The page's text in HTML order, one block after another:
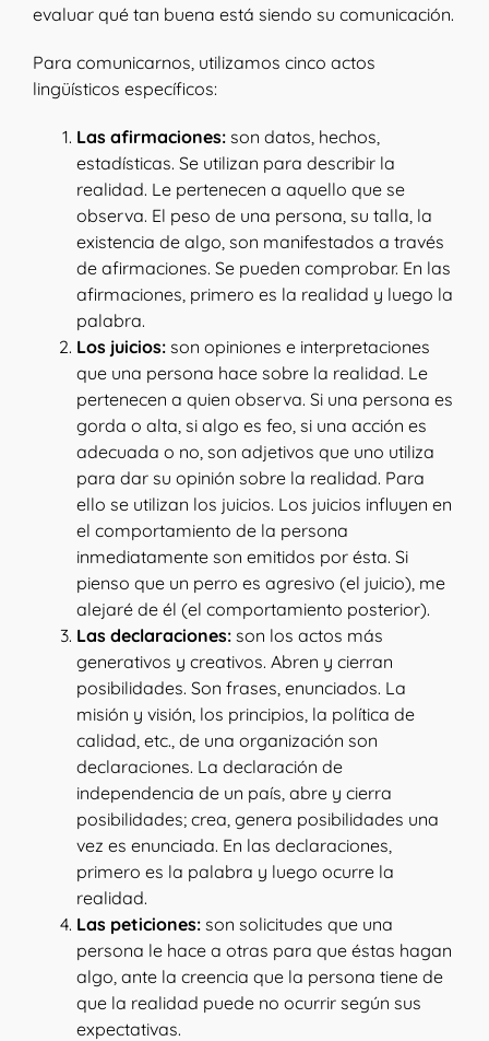
evaluar qué tan buena está siendo su comunicación.
Para comunicarnos, utilizamos cinco actos
lingüísticos específicos:
Las afirmaciones: son datos, hechos,
estadísticas. Se utilizan para describir la
realidad. Le pertenecen a aquello que se
observa. El peso de una persona, su talla, la
existencia de algo, son manifestados a través
de afirmaciones. Se pueden comprobar. En las
afirmaciones, primero es la realidad y luego la
palabra.
Los juicios: son opiniones e interpretaciones
que una persona hace sobre la realidad. Le
pertenecen a quien observa. Si una persona es
gorda o alta, si algo es feo, si una acción es
adecuada o no, son adjetivos que uno utiliza
para dar su opinión sobre la realidad. Para
ello se utilizan los juicios. Los juicios influyen en
el comportamiento de la persona
inmediatamente son emitidos por ésta. Si
pienso que un perro es agresivo (el juicio), me
alejaré de él (el comportamiento posterior).
Las declaraciones: son los actos más
generativos y creativos. Abren y cierran
posibilidades. Son frases, enunciados. La
misión y visión, los principios, la política de
calidad, etc., de una organización son
declaraciones. La declaración de
independencia de un país, abre y cierra
posibilidades; crea, genera posibilidades una
vez es enunciada. En las declaraciones,
primero es la palabra y luego ocurre la
realidad.
Las peticiones: son solicitudes que una
persona le hace a otras para que éstas hagan
algo, ante la creencia que la persona tiene de
que la realidad puede no ocurrir según sus
expectativas.